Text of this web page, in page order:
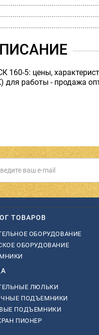
160-5: цены,
работы - продажа
ТОВАРОВ
ОБОРУДОВАНИЕ
ОБОРУДОВАНИЕ
ЛЮЛЬКИ
ПОДЪЕМНИКИ
ПОДЪЕМНИКИ
ПИОНЕР